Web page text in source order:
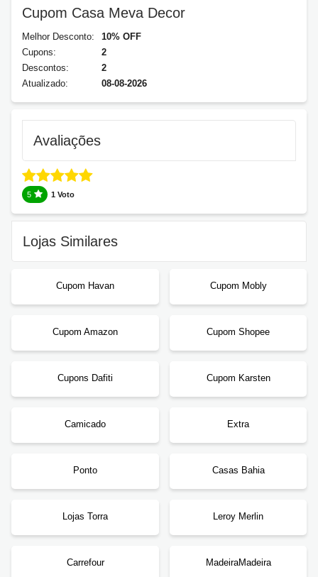
Cupom Casa Meva Decor
Melhor Desconto:
10% OFF
Cupons:
2
Descontos:
2
Atualizado:
08-08-2026
Avaliações
5 1 Voto
Lojas Similares
Cupom Havan Cupom Mobly
Cupom Amazon Cupom Shopee
Cupons Dafiti Cupom Karsten
Camicado Extra
Ponto Casas Bahia
Lojas Torra Leroy Merlin
Carrefour MadeiraMadeira